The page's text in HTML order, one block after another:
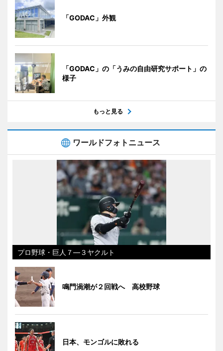
「GODAC」外観
「GODAC」の「うみの自由研究サポート」の
様子
もっと見る
ワールドフォトニュース
プロ野球・巨人７―３ヤクルト
鳴門渦潮が２回戦へ 高校野球
日本、モンゴルに敗れる